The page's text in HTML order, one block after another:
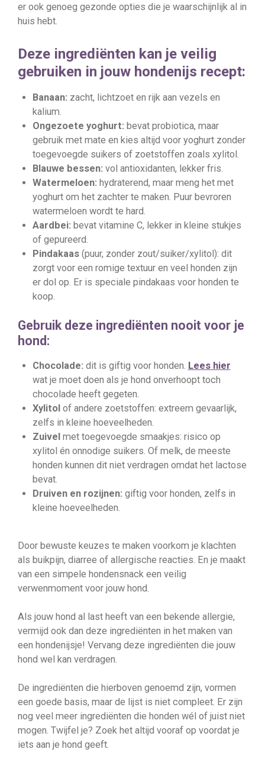
er ook genoeg gezonde opties die je waarschijnlijk al in
huis hebt.
Deze ingrediënten kan je veilig
gebruiken in jouw hondenijs recept:
Banaan: zacht, lichtzoet en rijk aan vezels en
kalium.
Ongezoete yoghurt: bevat probiotica, maar
gebruik met mate en kies altijd voor yoghurt zonder
toegevoegde suikers of zoetstoffen zoals xylitol.
Blauwe bessen: vol antioxidanten, lekker fris.
Watermeloen: hydraterend, maar meng het met
yoghurt om het zachter te maken. Puur bevroren
watermeloen wordt te hard.
Aardbei: bevat vitamine C, lekker in kleine stukjes
of gepureerd.
Pindakaas (puur, zonder zout/suiker/xylitol): dit
zorgt voor een romige textuur en veel honden zijn
er dol op. Er is speciale pindakaas voor honden te
koop.
Gebruik deze ingrediënten nooit voor je
hond:
Chocolade: dit is giftig voor honden. Lees hier
wat je moet doen als je hond onverhoopt toch
chocolade heeft gegeten.
Xylitolof andere zoetstoffen: extreem gevaarlijk,
zelfs in kleine hoeveelheden.
Zuivelmet toegevoegde smaakjes: risico op
xylitol én onnodige suikers. Of melk, de meeste
honden kunnen dit niet verdragen omdat het lactose
bevat.
Druiven en rozijnen: giftig voor honden, zelfs in
kleine hoeveelheden.
Door bewuste keuzes te maken voorkom je klachten
als buikpijn, diarree of allergische reacties. En je maakt
van een simpele hondensnack een veilig
verwenmoment voor jouw hond.
Als jouw hond al last heeft van een bekende allergie,
vermijd ook dan deze ingrediënten in het maken van
een hondenijsje! Vervang deze ingrediënten die jouw
hond wel kan verdragen.
De ingrediënten die hierboven genoemd zijn, vormen
een goede basis, maar de lijst is niet compleet. Er zijn
nog veel meer ingrediënten die honden wél of juist niet
mogen. Twijfel je? Zoek het altijd vooraf op voordat je
iets aan je hond geeft.